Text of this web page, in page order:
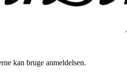
kan bruge anmeldelsen.